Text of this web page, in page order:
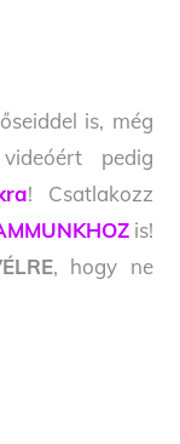
is, még
pedig
! Csatlakozz
is!
, hogy ne